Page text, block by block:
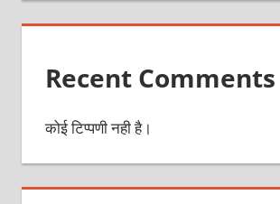
Recent Comments
कोई टिप्पणी नही है।